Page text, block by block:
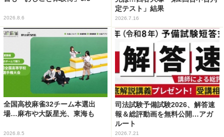
2026.8.6
定テスト」結果
2026.7.16
全国高校麻雀32チーム本選出
場…麻布や大阪星光、東海も
2026.8.5
司法試験予備試験2026、解答速
報＆総評動画を無料公開…アガ
ルート
2026.7.21